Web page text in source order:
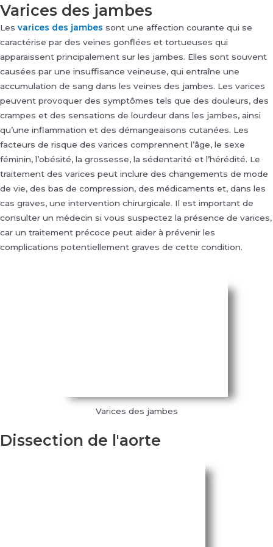
Varices des jambes
Les varices des jambes sont une affection courante qui se
caractérise par des veines gonflées et tortueuses qui
apparaissent principalement sur les jambes. Elles sont souvent
causées par une insuffisance veineuse, qui entraîne une
accumulation de sang dans les veines des jambes. Les varices
peuvent provoquer des symptômes tels que des douleurs, des
crampes et des sensations de lourdeur dans les jambes, ainsi
qu’une inflammation et des démangeaisons cutanées. Les
facteurs de risque des varices comprennent l’âge, le sexe
féminin, l’obésité, la grossesse, la sédentarité et l’hérédité. Le
traitement des varices peut inclure des changements de mode
de vie, des bas de compression, des médicaments et, dans les
cas graves, une intervention chirurgicale. Il est important de
consulter un médecin si vous suspectez la présence de varices,
car un traitement précoce peut aider à prévenir les
complications potentiellement graves de cette condition.
Varices des jambes
Dissection de l'aorte